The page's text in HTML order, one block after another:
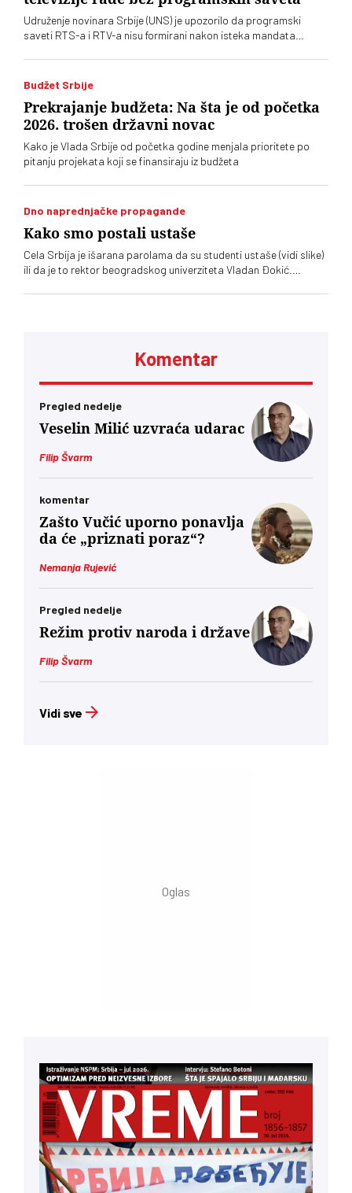
Udruženje novinara Srbije (UNS) je upozorilo da programski
saveti RTS-a i RTV-a nisu formirani nakon isteka mandata
javnih medijskih servisa
Budžet Srbije
Prekrajanje budžeta: Na šta je od početka
2026. trošen državni novac
Kako je Vlada Srbije od početka godine menjala prioritete po
pitanju projekata koji se finansiraju iz budžeta
Dno naprednjačke propagande
Kako smo postali ustaše
Cela Srbija je išarana parolama da su studenti ustaše (vidi slike)
ili da je to rektor beogradskog univerziteta Vladan Đokić.
obrazovanju, preuzeli su inicijativu, delom iz straha za sopstvene
Komentar
Pregled nedelje
Veselin Milić uzvraća udarac
Filip Švarm
komentar
Zašto Vučić uporno ponavlja
da će „priznati poraz“?
Nemanja Rujević
Pregled nedelje
Režim protiv naroda i države
Filip Švarm
Vidi sve